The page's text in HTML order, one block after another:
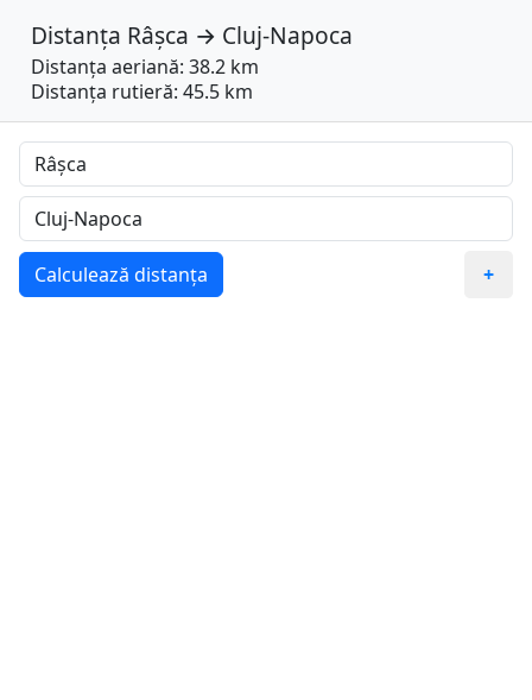
Distanța Râșca → Cluj-Napoca
Distanța aeriană: 38.2 km
Distanța rutieră: 45.5 km
Calculează distanța +